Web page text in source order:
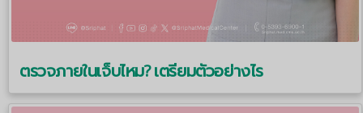
ตรวจภายในเจ็บไหม? เตรียมตัวอย่างไร